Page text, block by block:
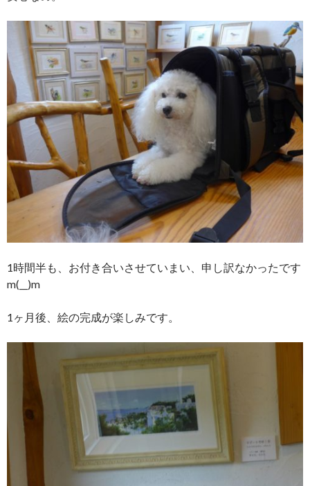
1時間半も、お付き合いさせていまい、申し訳なかったです
m(__)m
1ヶ月後、絵の完成が楽しみです。